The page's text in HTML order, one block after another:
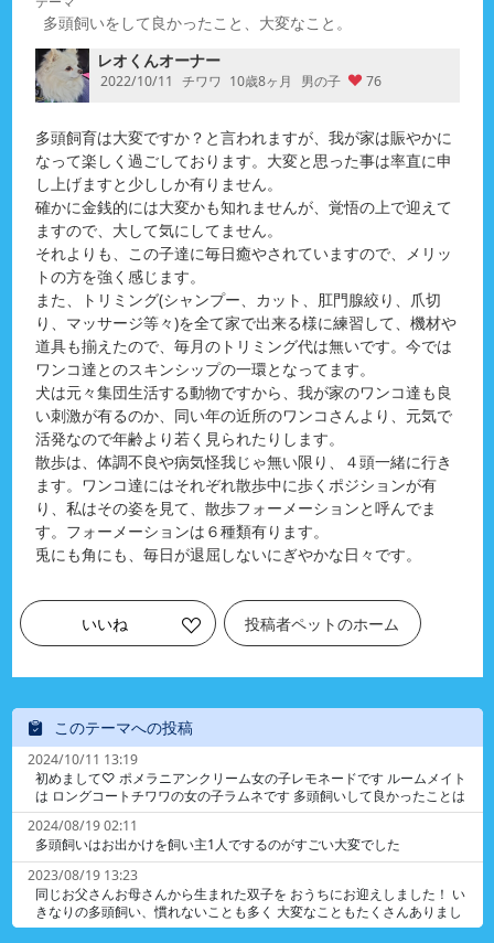
多頭飼いをして良かったこと、大変なこと。
レオくんオーナー
2022/10/11 チワワ 10歳8ヶ月 男の子 76
多頭飼育は大変ですか？と言われますが、我が家は賑やかに
なって楽しく過ごしております。大変と思った事は率直に申
し上げますと少ししか有りません。
確かに金銭的には大変かも知れませんが、覚悟の上で迎えて
ますので、大して気にしてません。
それよりも、この子達に毎日癒やされていますので、メリッ
トの方を強く感じます。
また、トリミング(シャンプー、カット、肛門腺絞り、爪切
り、マッサージ等々)を全て家で出来る様に練習して、機材や
道具も揃えたので、毎月のトリミング代は無いです。今では
ワンコ達とのスキンシップの一環となってます。
犬は元々集団生活する動物ですから、我が家のワンコ達も良
い刺激が有るのか、同い年の近所のワンコさんより、元気で
活発なので年齢より若く見られたりします。
散歩は、体調不良や病気怪我じゃ無い限り、４頭一緒に行き
ます。ワンコ達にはそれぞれ散歩中に歩くポジションが有
り、私はその姿を見て、散歩フォーメーションと呼んでま
す。フォーメーションは６種類有ります。
兎にも角にも、毎日が退屈しないにぎやかな日々です。
いいね 投稿者ペットのホーム
このテーマへの投稿
2024/10/11 13:19
初めまして♡ ポメラニアンクリーム女の子レモネードです ルームメイト
は ロングコートチワワの女の子ラムネです 多頭飼いして良かったことは
月齢が近いので ２匹でよく遊んでくれます🎵 2人とも性格は正反対で レ
モネードは積極的で怖いもの知らず ラムネは内気で臆病者です どちらも
とても可愛いです 大変なことはワクチンなど2倍することですが 頑張っ
て家族として大切に育てていきたいと思います
2024/08/19 02:11
多頭飼いはお出かけを飼い主1人でするのがすごい大変でした
2023/08/19 13:23
同じお父さんお母さんから生まれた双子を おうちにお迎えしました！ い
きなりの多頭飼い、慣れないことも多く 大変なこともたくさんありまし
た！！ でも、同じ場所で生まれたこの子達が 一緒のお家でのんびり暮ら